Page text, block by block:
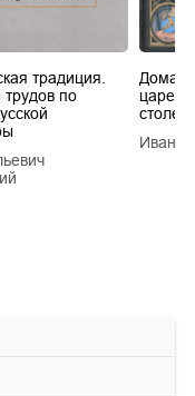
традиция.
по
царей
Иван